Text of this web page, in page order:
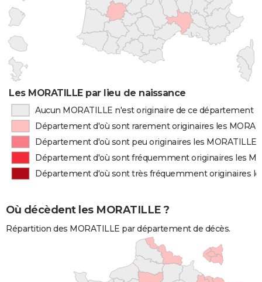
Les MORATILLE par lieu de naissance
Aucun MORATILLE n'est originaire de ce département
Département d'où sont rarement originaires les
Département d'où sont peu originaires les MORATILLE
Département d'où sont fréquemment originaires les
Département d'où sont très fréquemment originaires
Où décèdent les MORATILLE ?
Répartition des MORATILLE par département de décès.